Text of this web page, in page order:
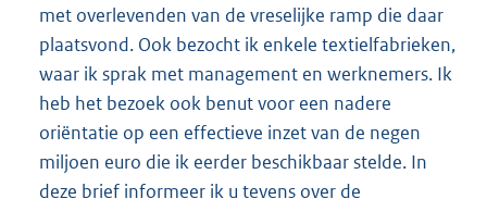
met overlevenden van de vreselijke ramp die daar
plaatsvond. Ook bezocht ik enkele textielfabrieken,
waar ik sprak met management en werknemers. Ik
heb het bezoek ook benut voor een nadere
oriëntatie op een effectieve inzet van de negen
miljoen euro die ik eerder beschikbaar stelde. In
deze brief informeer ik u tevens over de